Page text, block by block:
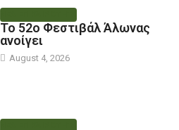
Το 52ο Φεστιβάλ Άλωνας
ανοίγει
August 4, 2026